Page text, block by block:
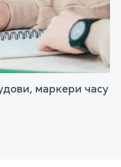
маркери часу